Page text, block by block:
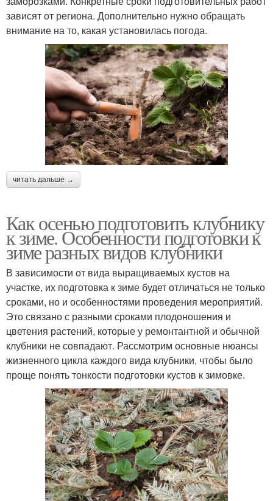
зависят от региона. Дополнительно нужно обращать
внимание на то, какая установилась погода.
читать дальше →
Как осенью подготовить клубнику
к зиме. Особенности подготовки к
зиме разных видов клубники
В зависимости от вида выращиваемых кустов на
участке, их подготовка к зиме будет отличаться не только
сроками, но и особенностями проведения мероприятий.
Это связано с разными сроками плодоношения и
цветения растений, которые у ремонтантной и обычной
клубники не совпадают. Рассмотрим основные нюансы
жизненного цикла каждого вида клубники, чтобы было
проще понять тонкости подготовки кустов к зимовке.